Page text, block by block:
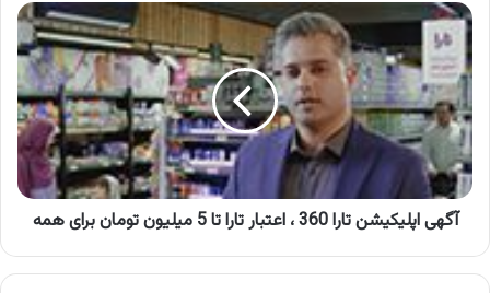
آگهی
اپلیکیشن
تارا
360
،
اعتبار
تارا
تا
5
میلیون
آگهی اپلیکیشن تارا 360 ، اعتبار تارا تا 5 میلیون تومان برای همه